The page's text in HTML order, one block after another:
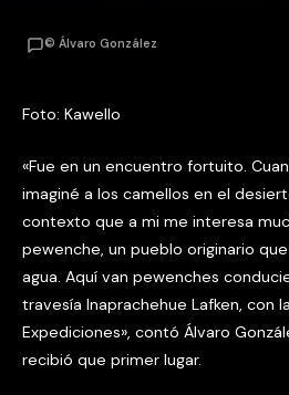
© Álvaro González
Foto: Kawello
«Fue en un encuentro fortuito.
imaginé a los camellos en el
contexto que a mi me interesa
pewenche, un pueblo originario
agua. Aquí van pewenches
travesía Inaprachehue Lafken, con
Expediciones», contó Álvaro
recibió que primer lugar.